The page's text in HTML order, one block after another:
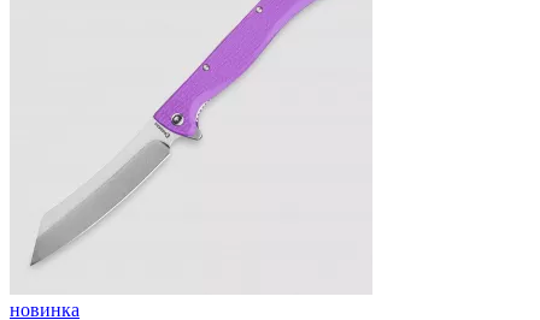
новинка